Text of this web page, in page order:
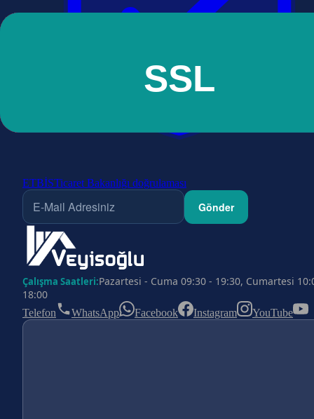
ETBİSTicaret Bakanlığı doğrulaması
Gönder
Çalışma Saatleri:Pazartesi - Cuma 09:30 - 19:30, Cumartesi
18:00
Telefon WhatsApp Facebook Instagram YouTube